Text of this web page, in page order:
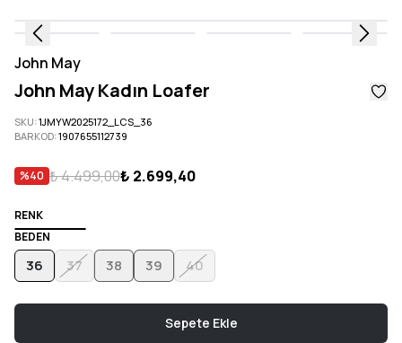
John May
John May Kadın Loafer
SKU:1JMYW2025172_LCS_36
BARKOD:1907655112739
%40 ₺ 4.499,00₺ 2.699,40
RENK
BEDEN
36 37 38 39 40
Sepete Ekle